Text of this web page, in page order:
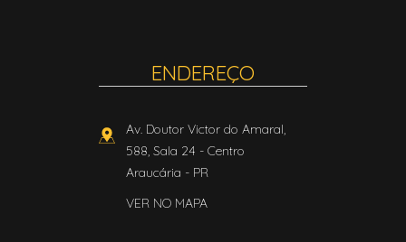
ENDEREÇO
Av. Doutor Victor do Amaral,
588, Sala 24 - Centro
Araucária - PR
VER NO MAPA